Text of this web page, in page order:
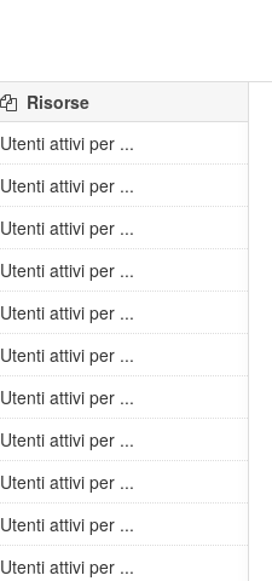
Risorse
Utenti attivi per ...
Utenti attivi per ...
Utenti attivi per ...
Utenti attivi per ...
Utenti attivi per ...
Utenti attivi per ...
Utenti attivi per ...
Utenti attivi per ...
Utenti attivi per ...
Utenti attivi per ...
Utenti attivi per ...